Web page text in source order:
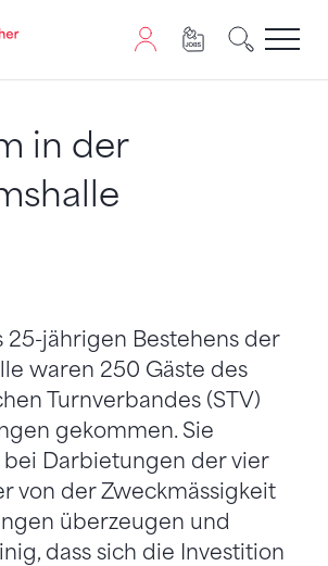
Seite wird JavaScript benötigt.
in der
25-jährigen Bestehens der
waren 250 Gäste des
Turnverbandes (STV)
gekommen. Sie
bei Darbietungen der vier
von der Zweckmässigkeit
überzeugen und
dass sich die Investition